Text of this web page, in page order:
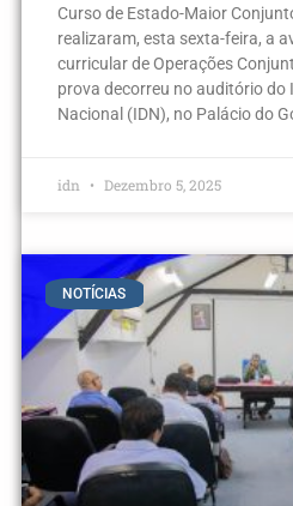
Curso de Estado-Maior
realizaram, esta sexta-feira, a
curricular de Operações
prova decorreu no auditório do
Nacional (IDN), no Palácio do
idn Dezembro 5, 2025
NOTÍCIAS